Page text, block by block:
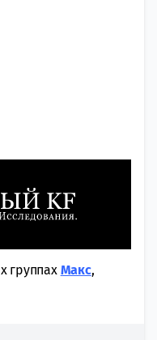
группах Макс,